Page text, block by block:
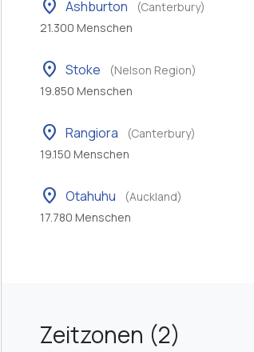
location_on Ashburton
(Canterbury)
21.300 Menschen
location_on Stoke
(Nelson Region)
19.850 Menschen
location_on Rangiora
(Canterbury)
19.150 Menschen
location_on Otahuhu
(Auckland)
17.780 Menschen
Zeitzonen (2)